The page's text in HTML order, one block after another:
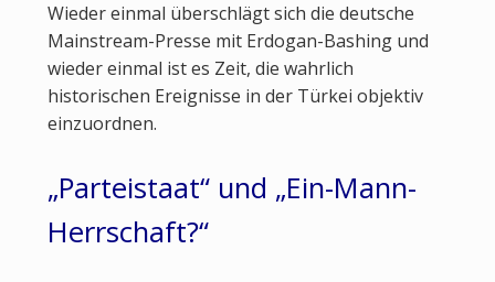
Wieder einmal überschlägt sich die deutsche
Mainstream-Presse mit Erdogan-Bashing und
wieder einmal ist es Zeit, die wahrlich
historischen Ereignisse in der Türkei objektiv
einzuordnen.
„Parteistaat“ und „Ein-Mann-
Herrschaft?“